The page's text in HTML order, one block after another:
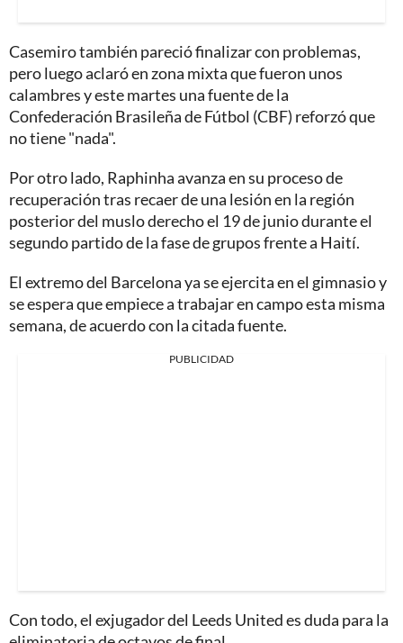
Casemiro también pareció finalizar con problemas,
pero luego aclaró en zona mixta que fueron unos
calambres y este martes una fuente de la
Confederación Brasileña de Fútbol (CBF) reforzó que
no tiene "nada".
Por otro lado, Raphinha avanza en su proceso de
recuperación tras recaer de una lesión en la región
posterior del muslo derecho el 19 de junio durante el
segundo partido de la fase de grupos frente a Haití.
El extremo del Barcelona ya se ejercita en el gimnasio y
se espera que empiece a trabajar en campo esta misma
semana, de acuerdo con la citada fuente.
PUBLICIDAD
Con todo, el exjugador del Leeds United es duda para la